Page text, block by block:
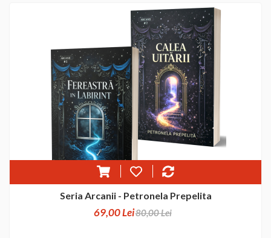
Seria Arcanii - Petronela Prepelita
69,00 Lei80,00 Lei